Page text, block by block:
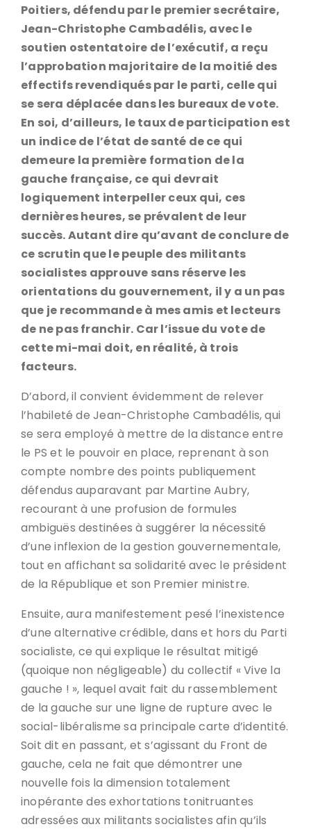
Poitiers, défendu par le premier secrétaire,
Jean-Christophe Cambadélis, avec le
soutien ostentatoire de l’exécutif, a reçu
l’approbation majoritaire de la moitié des
effectifs revendiqués par le parti, celle qui
se sera déplacée dans les bureaux de vote.
En soi, d’ailleurs, le taux de participation est
un indice de l’état de santé de ce qui
demeure la première formation de la
gauche française, ce qui devrait
logiquement interpeller ceux qui, ces
dernières heures, se prévalent de leur
succès. Autant dire qu’avant de conclure de
ce scrutin que le peuple des militants
socialistes approuve sans réserve les
orientations du gouvernement, il y a un pas
que je recommande à mes amis et lecteurs
de ne pas franchir. Car l’issue du vote de
cette mi-mai doit, en réalité, à trois
facteurs.
D’abord, il convient évidemment de relever
l’habileté de Jean-Christophe Cambadélis, qui
se sera employé à mettre de la distance entre
le PS et le pouvoir en place, reprenant à son
compte nombre des points publiquement
défendus auparavant par Martine Aubry,
recourant à une profusion de formules
ambiguës destinées à suggérer la nécessité
d’une inflexion de la gestion gouvernementale,
tout en affichant sa solidarité avec le président
de la République et son Premier ministre.
Ensuite, aura manifestement pesé l’inexistence
d’une alternative crédible, dans et hors du Parti
socialiste, ce qui explique le résultat mitigé
(quoique non négligeable) du collectif « Vive la
gauche ! », lequel avait fait du rassemblement
de la gauche sur une ligne de rupture avec le
social-libéralisme sa principale carte d’identité.
Soit dit en passant, et s’agissant du Front de
gauche, cela ne fait que démontrer une
nouvelle fois la dimension totalement
inopérante des exhortations tonitruantes
adressées aux militants socialistes afin qu’ils